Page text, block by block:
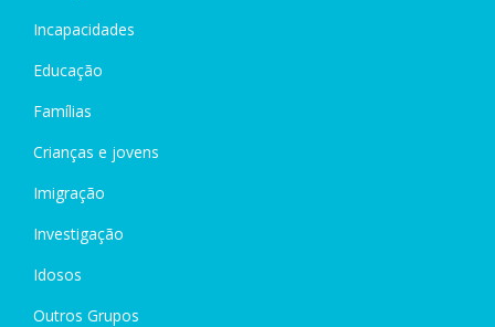
Incapacidades
Educação
Famílias
Crianças e jovens
Imigração
Investigação
Idosos
Outros Grupos